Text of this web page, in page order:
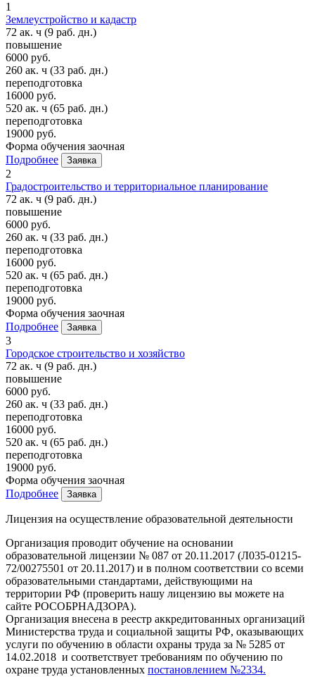
1
Землеустройство и кадастр
72 ак. ч (9 раб. дн.)
повышение
6000 руб.
260 ак. ч (33 раб. дн.)
переподготовка
16000 руб.
520 ак. ч (65 раб. дн.)
переподготовка
19000 руб.
Форма обучения заочная
Подробнее
Заявка
2
Градостроительство и территориальное планирование
72 ак. ч (9 раб. дн.)
повышение
6000 руб.
260 ак. ч (33 раб. дн.)
переподготовка
16000 руб.
520 ак. ч (65 раб. дн.)
переподготовка
19000 руб.
Форма обучения заочная
Подробнее
Заявка
3
Городское строительство и хозяйство
72 ак. ч (9 раб. дн.)
повышение
6000 руб.
260 ак. ч (33 раб. дн.)
переподготовка
16000 руб.
520 ак. ч (65 раб. дн.)
переподготовка
19000 руб.
Форма обучения заочная
Подробнее
Заявка
Лицензия на осуществление образовательной деятельности
Организация проводит обучение на основании
образовательной лицензии № 087 от 20.11.2017 (Л035-01215-
72/00275501 от 20.11.2017) и в полном соответствии со всеми
образовательными стандартами, действующими на
территории РФ (проверить нашу лицензию вы можете на
сайте РОСОБРНАДЗОРА).
Организация внесена в реестр аккредитованных организаций
Министерства труда и социальной защиты РФ, оказывающих
услуги по обучению в области охраны труда за № 5285 от
14.02.2018 и соответствует требованиям по обучению по
охране труда установленных постановлением №2334.